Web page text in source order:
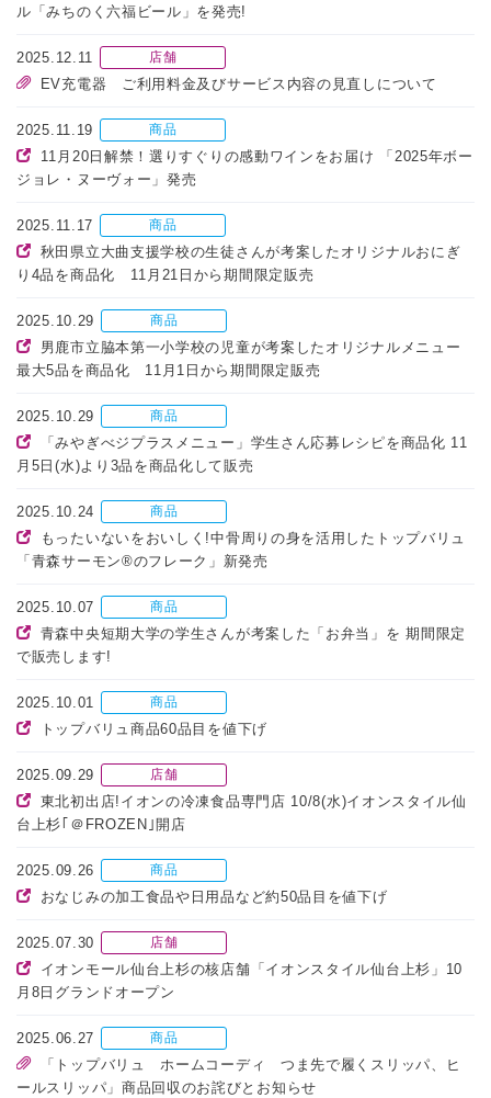
ル「みちのく六福ビール」を発売!
2025.12.11 店舗
EV充電器 ご利用料金及びサービス内容の見直しについて
2025.11.19 商品
11月20日解禁！選りすぐりの感動ワインをお届け 「2025年ボー
ジョレ・ヌーヴォー」発売
2025.11.17 商品
秋田県立大曲支援学校の生徒さんが考案したオリジナルおにぎ
り4品を商品化 11月21日から期間限定販売
2025.10.29 商品
男鹿市立脇本第一小学校の児童が考案したオリジナルメニュー
最大5品を商品化 11月1日から期間限定販売
2025.10.29 商品
「みやぎべジプラスメニュー」学生さん応募レシピを商品化 11
月5日(水)より3品を商品化して販売
2025.10.24 商品
もったいないをおいしく!中骨周りの身を活用したトップバリュ
「青森サーモン®のフレーク」新発売
2025.10.07 商品
青森中央短期大学の学生さんが考案した「お弁当」を 期間限定
で販売します!
2025.10.01 商品
トップバリュ商品60品目を値下げ
2025.09.29 店舗
東北初出店!イオンの冷凍食品専門店 10/8(水)イオンスタイル仙
台上杉｢＠FROZEN｣開店
2025.09.26 商品
おなじみの加工食品や日用品など約50品目を値下げ
2025.07.30 店舗
イオンモール仙台上杉の核店舗「イオンスタイル仙台上杉」10
月8日グランドオープン
2025.06.27 商品
「トップバリュ ホームコーディ つま先で履くスリッパ、ヒ
ールスリッパ」商品回収のお詫びとお知らせ